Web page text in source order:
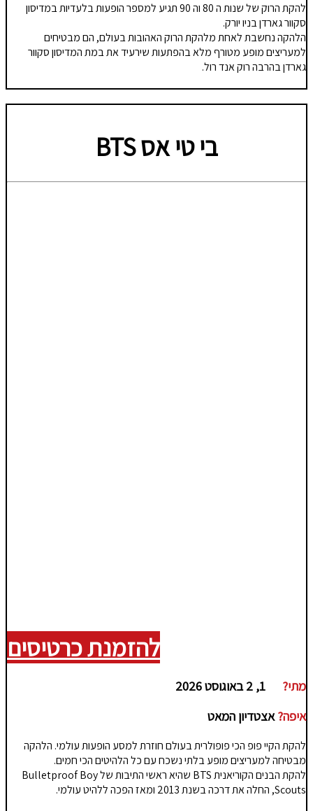
להקת הרוק של שנות ה 80 וה 90 תגיע למספר הופעות בלעדיות במדיסון
סקוור גארדן בניו יורק.
הלהקה נחשבת לאחת מלהקת הרוק האהובות בעולם, הם מבטיחים
למעריצים מופע מטורף מלא בהפתעות שירעיד את במת המדיסון סקוור
גארדן בהרבה רוק אנד רול.
בי טי אסBTS
להזמנת כרטיסים
מתי?
איפה?אצטדיון המאט
להקת הקיי פופ הכי פופולרית בעולם חוזרת למסע הופעות עולמי. הלהקה
מבטיחה למעריצים מופע בלתי נשכח עם כל הלהיטים הכי חמים.
להקת הבנים הקוריאנית BTS שהיא ראשי התיבות של Bulletproof Boy
Scouts, החלה את דרכה בשנת 2013 ומאז הפכה ללהיט עולמי.